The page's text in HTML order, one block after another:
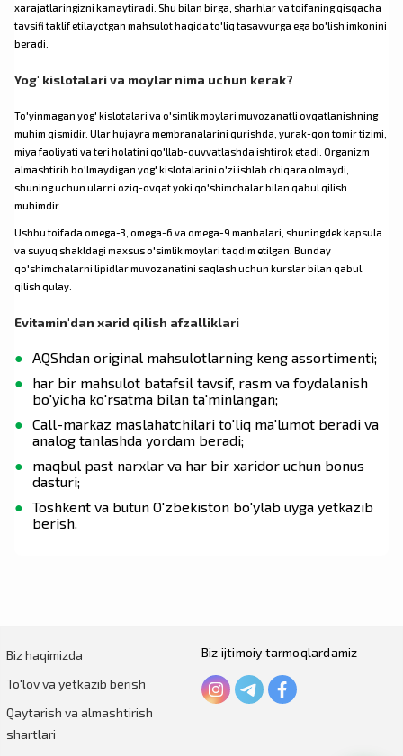
xarajatlaringizni kamaytiradi. Shu bilan birga, sharhlar va toifaning qisqacha
tavsifi taklif etilayotgan mahsulot haqida to'liq tasavvurga ega bo'lish imkonini
beradi.
Yog' kislotalari va moylar nima uchun kerak?
To'yinmagan yog' kislotalari va o'simlik moylari muvozanatli ovqatlanishning
muhim qismidir. Ular hujayra membranalarini qurishda, yurak-qon tomir tizimi,
miya faoliyati va teri holatini qo'llab-quvvatlashda ishtirok etadi. Organizm
almashtirib bo'lmaydigan yog' kislotalarini o'zi ishlab chiqara olmaydi,
shuning uchun ularni oziq-ovqat yoki qo'shimchalar bilan qabul qilish
muhimdir.
Ushbu toifada omega-3, omega-6 va omega-9 manbalari, shuningdek kapsula
va suyuq shakldagi maxsus o'simlik moylari taqdim etilgan. Bunday
qo'shimchalarni lipidlar muvozanatini saqlash uchun kurslar bilan qabul
qilish qulay.
Evitamin'dan xarid qilish afzalliklari
AQShdan original mahsulotlarning keng assortimenti;
har bir mahsulot batafsil tavsif, rasm va foydalanish
bo'yicha ko'rsatma bilan ta'minlangan;
Call-markaz maslahatchilari to'liq ma'lumot beradi va
analog tanlashda yordam beradi;
maqbul past narxlar va har bir xaridor uchun bonus
dasturi;
Toshkent va butun O'zbekiston bo'ylab uyga yetkazib
berish.
Biz haqimizda
To'lov va yetkazib berish
Qaytarish va almashtirish
shartlari
Biz ijtimoiy tarmoqlardamiz